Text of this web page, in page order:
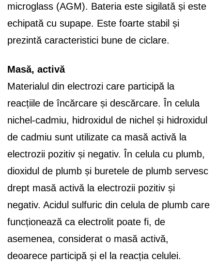
microglass (AGM). Bateria este sigilată și este
echipată cu supape. Este foarte stabil și
prezintă caracteristici bune de ciclare.
Masă, activă
Materialul din electrozi care participă la
reacțiile de încărcare și descărcare. În celula
nichel-cadmiu, hidroxidul de nichel și hidroxidul
de cadmiu sunt utilizate ca masă activă la
electrozii pozitiv și negativ. În celula cu plumb,
dioxidul de plumb și buretele de plumb servesc
drept masă activă la electrozii pozitiv și
negativ. Acidul sulfuric din celula de plumb care
funcționează ca electrolit poate fi, de
asemenea, considerat o masă activă,
deoarece participă și el la reacția celulei.